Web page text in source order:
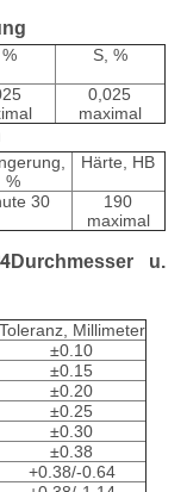
% S, %
0,025
maximal
%
Härte, HB
30
190
maximal
Durchmesser u.
Toleranz, Millimeter
±0.10
±0.15
±0.20
±0.25
±0.30
±0.38
+0.38/-0.64